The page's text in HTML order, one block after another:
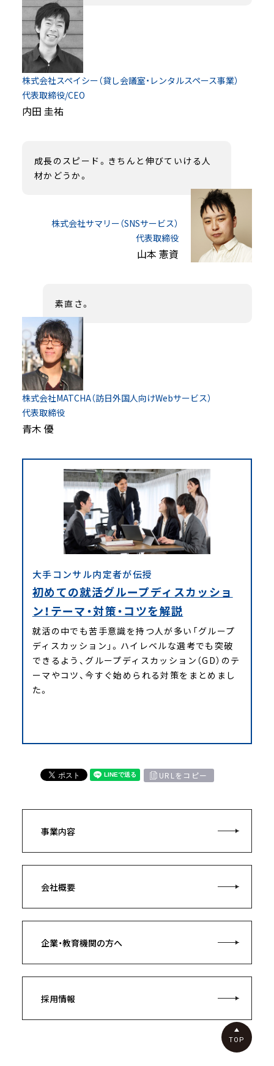
株式会社スペイシー（貸し会議室・レンタルスペース事業）
代表取締役/CEO
内田 圭祐
成長のスピード。きちんと伸びていける人
材かどうか。
株式会社サマリー（SNSサービス）
代表取締役
山本 憲資
素直さ。
株式会社MATCHA（訪日外国人向けWebサービス）
代表取締役
青木 優
大手コンサル内定者が伝授
初めての就活グループディスカッショ
ン！テーマ・対策・コツを解説
就活の中でも苦手意識を持つ人が多い「グループ
ディスカッション」。ハイレベルな選考でも突破
できるよう、グループディスカッション（GD）のテ
ーマやコツ、今すぐ始められる対策をまとめまし
た。
URLをコピー
事業内容
会社概要
企業・教育機関の方へ
採用情報
TOP